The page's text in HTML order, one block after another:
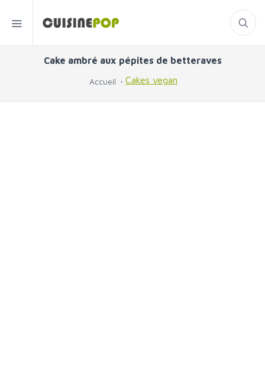
Cake ambré aux pépites de betteraves
Accueil Cakes vegan